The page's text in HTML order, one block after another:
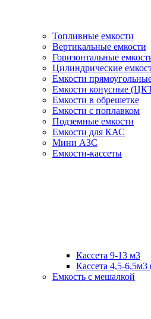
Топливные емкости
Вертикальные емкости
Горизонтальные
Цилиндрические
Емкости
Емкости конусные
Емкости в обрешетке
Емкости с поплавком
Подземные емкости
Емкости для КАС
Мини АЗС
Емкости-кассеты
Кассета 9-13 м3
Кассета 4,5-6,5м3
Емкость с мешалкой